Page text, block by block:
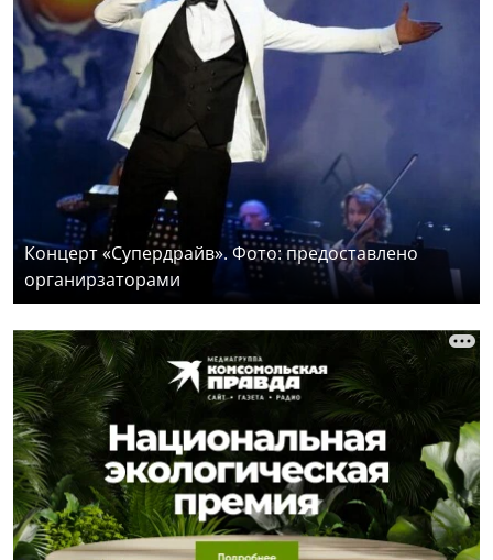
Концерт «Супердрайв». Фото: предоставлено
органирзаторами